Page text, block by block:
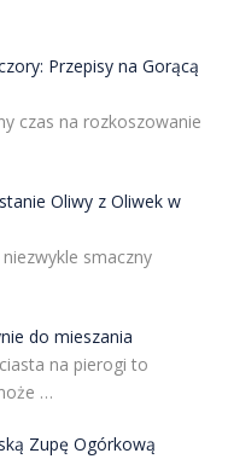
Przepisy na Gorącą
czas na rozkoszowanie
Oliwy z Oliwek w
smaczny
do mieszania
na pierogi to
…
Zupę Ogórkową